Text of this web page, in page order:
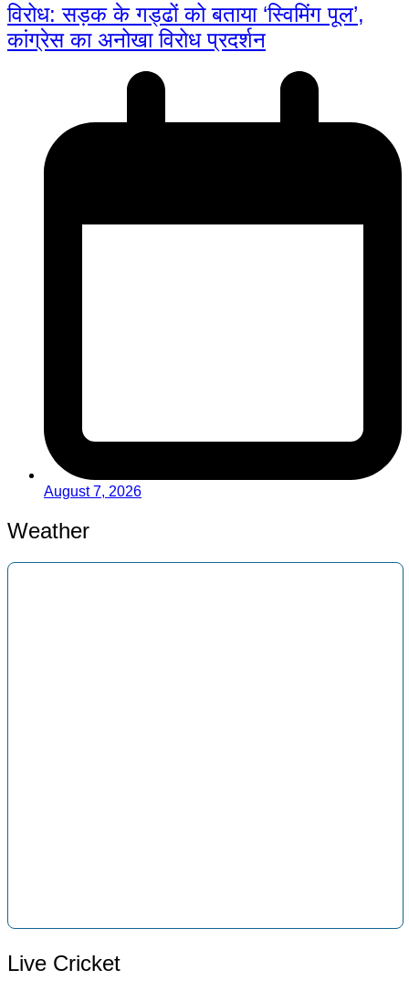
विरोध: सड़क के गड्ढों को बताया ‘स्विमिंग पूल’,
कांग्रेस का अनोखा विरोध प्रदर्शन
August 7, 2026
Weather
Live Cricket